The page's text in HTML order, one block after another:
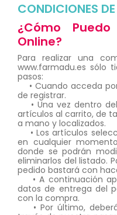
CONDICIONES
¿Cómo
Online?
Para realizar una
www.farmadu.es sólo
pasos:
• Cuando acceda
de registrar.
• Una vez dentro
artículos al carrito, de
a mano y localizados.
• Los artículos
en cualquier
donde se podrán
eliminarlos del listado.
pedido bastará con
• A continuación
datos de entrega del
con la compra.
• Por último,